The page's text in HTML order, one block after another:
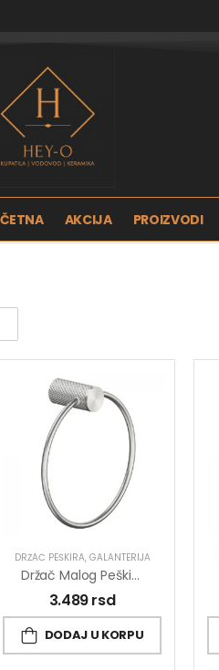
AKCIJA PROIZVODI
DRŽAČ PEŠKIRA, GALANTERIJA
Držač Malog Peškira COPEN DIAMOND Hrom
3.489rsd
DODAJ U KORPU